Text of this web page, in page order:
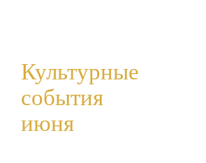
Культурные
события
июня